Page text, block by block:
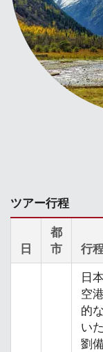
ツアー行程
日
都
市
行
日
空
的
い
劉